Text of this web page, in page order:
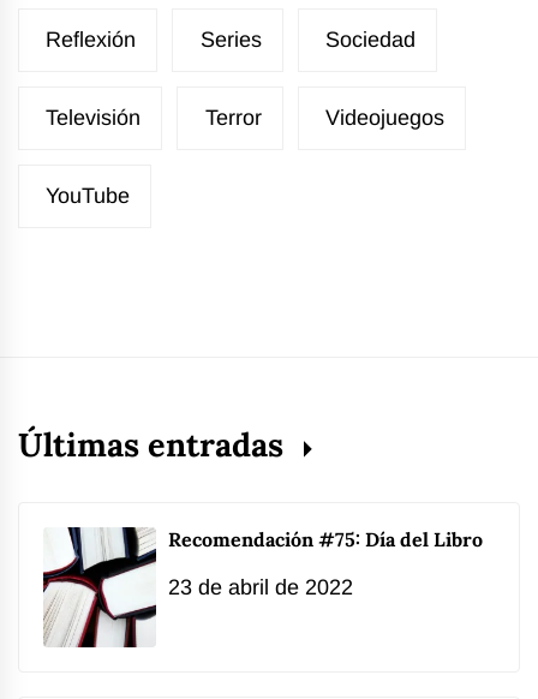
Reflexión Series Sociedad
Televisión Terror Videojuegos
YouTube
Últimas entradas
Recomendación #75: Día del Libro
23 de abril de 2022